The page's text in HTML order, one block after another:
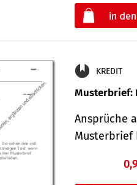
KREDIT
Musterbrief:
Ansprüche
Musterbrief